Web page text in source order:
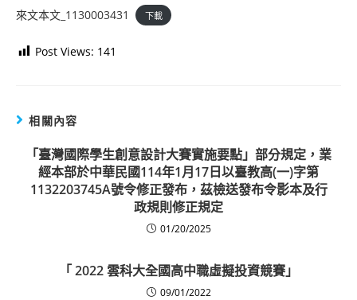
來文本文_1130003431 下載
Post Views: 141
相關內容
「臺灣國際學生創意設計大賽實施要點」部分規定，業
經本部於中華民國114年1月17日以臺教高(一)字第
1132203745A號令修正發布，茲檢送發布令影本及行
政規則修正規定
01/20/2025
「 2022 雲科大全國高中職虛擬投資競賽」
09/01/2022